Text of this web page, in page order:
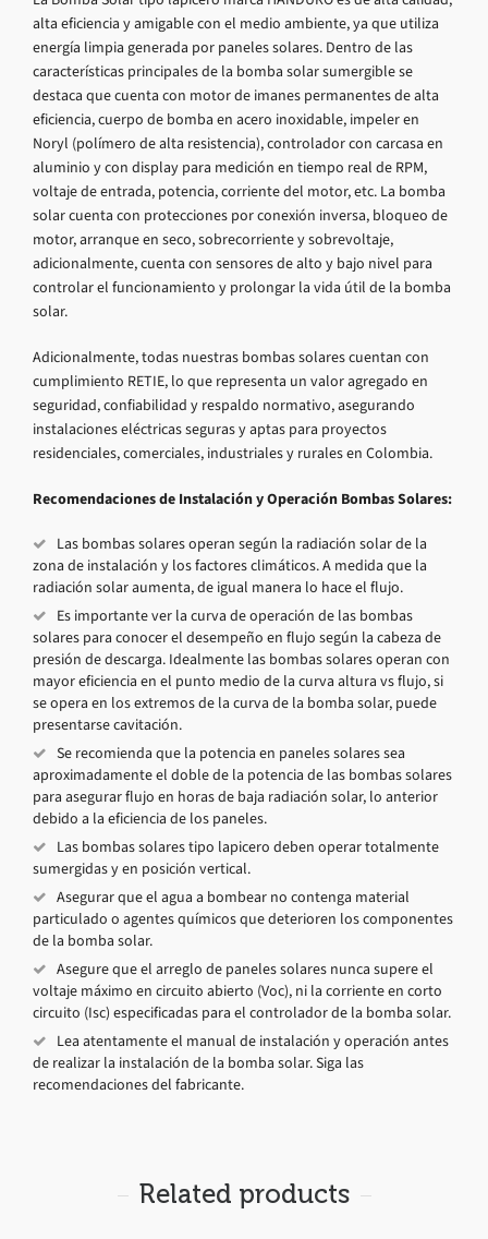
alta eficiencia y amigable con el medio ambiente, ya que utiliza
energía limpia generada por paneles solares. Dentro de las
características principales de la bomba solar sumergible se
destaca que cuenta con motor de imanes permanentes de alta
eficiencia, cuerpo de bomba en acero inoxidable, impeler en
Noryl (polímero de alta resistencia), controlador con carcasa en
aluminio y con display para medición en tiempo real de RPM,
voltaje de entrada, potencia, corriente del motor, etc. La bomba
solar cuenta con protecciones por conexión inversa, bloqueo de
motor, arranque en seco, sobrecorriente y sobrevoltaje,
adicionalmente, cuenta con sensores de alto y bajo nivel para
controlar el funcionamiento y prolongar la vida útil de la bomba
solar.
Adicionalmente, todas nuestras bombas solares cuentan con
cumplimiento RETIE, lo que representa un valor agregado en
seguridad, confiabilidad y respaldo normativo, asegurando
instalaciones eléctricas seguras y aptas para proyectos
residenciales, comerciales, industriales y rurales en Colombia.
Recomendaciones de Instalación y Operación Bombas Solares:
Las bombas solares operan según la radiación solar de la
zona de instalación y los factores climáticos. A medida que la
radiación solar aumenta, de igual manera lo hace el flujo.
Es importante ver la curva de operación de las bombas
solares para conocer el desempeño en flujo según la cabeza de
presión de descarga. Idealmente las bombas solares operan con
mayor eficiencia en el punto medio de la curva altura vs flujo, si
se opera en los extremos de la curva de la bomba solar, puede
presentarse cavitación.
Se recomienda que la potencia en paneles solares sea
aproximadamente el doble de la potencia de las bombas solares
para asegurar flujo en horas de baja radiación solar, lo anterior
debido a la eficiencia de los paneles.
Las bombas solares tipo lapicero deben operar totalmente
sumergidas y en posición vertical.
Asegurar que el agua a bombear no contenga material
particulado o agentes químicos que deterioren los componentes
de la bomba solar.
Asegure que el arreglo de paneles solares nunca supere el
voltaje máximo en circuito abierto (Voc), ni la corriente en corto
circuito (Isc) especificadas para el controlador de la bomba solar.
Lea atentamente el manual de instalación y operación antes
de realizar la instalación de la bomba solar. Siga las
recomendaciones del fabricante.
Related products